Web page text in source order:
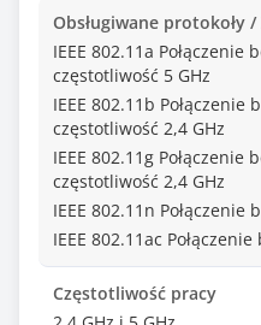
Obsługiwane protokoły
IEEE 802.11a
częstotliwość 5 GHz
IEEE 802.11b
częstotliwość 2,4 GHz
IEEE 802.11g
częstotliwość 2,4 GHz
IEEE 802.11n Połączenie
IEEE 802.11ac
Częstotliwość pracy